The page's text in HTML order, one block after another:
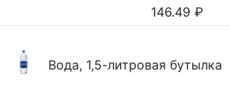
146.49 ₽
Вода, 1,5-литровая бутылка